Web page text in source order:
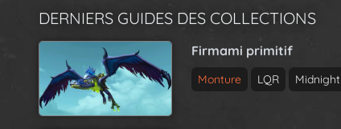
DERNIERS GUIDES DES COLLECTIONS
Firmami primitif
Monture LQR Midnight